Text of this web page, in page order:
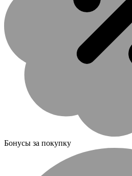
Бонусы за покупку